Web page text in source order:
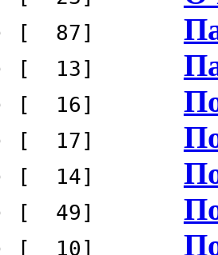
[ 87]
[ 13]
[ 16]
[ 17]
[ 14]
[ 49]
[ 10]